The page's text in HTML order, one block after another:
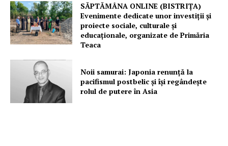
SĂPTĂMÂNA ONLINE (BISTRIȚA)
Evenimente dedicate unor investiții și
proiecte sociale, culturale și
educaționale, organizate de Primăria
Teaca
Noii samurai: Japonia renunță la
pacifismul postbelic și își regândește
rolul de putere în Asia